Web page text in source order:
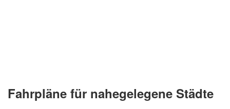
Fahrpläne für nahegelegene Städte